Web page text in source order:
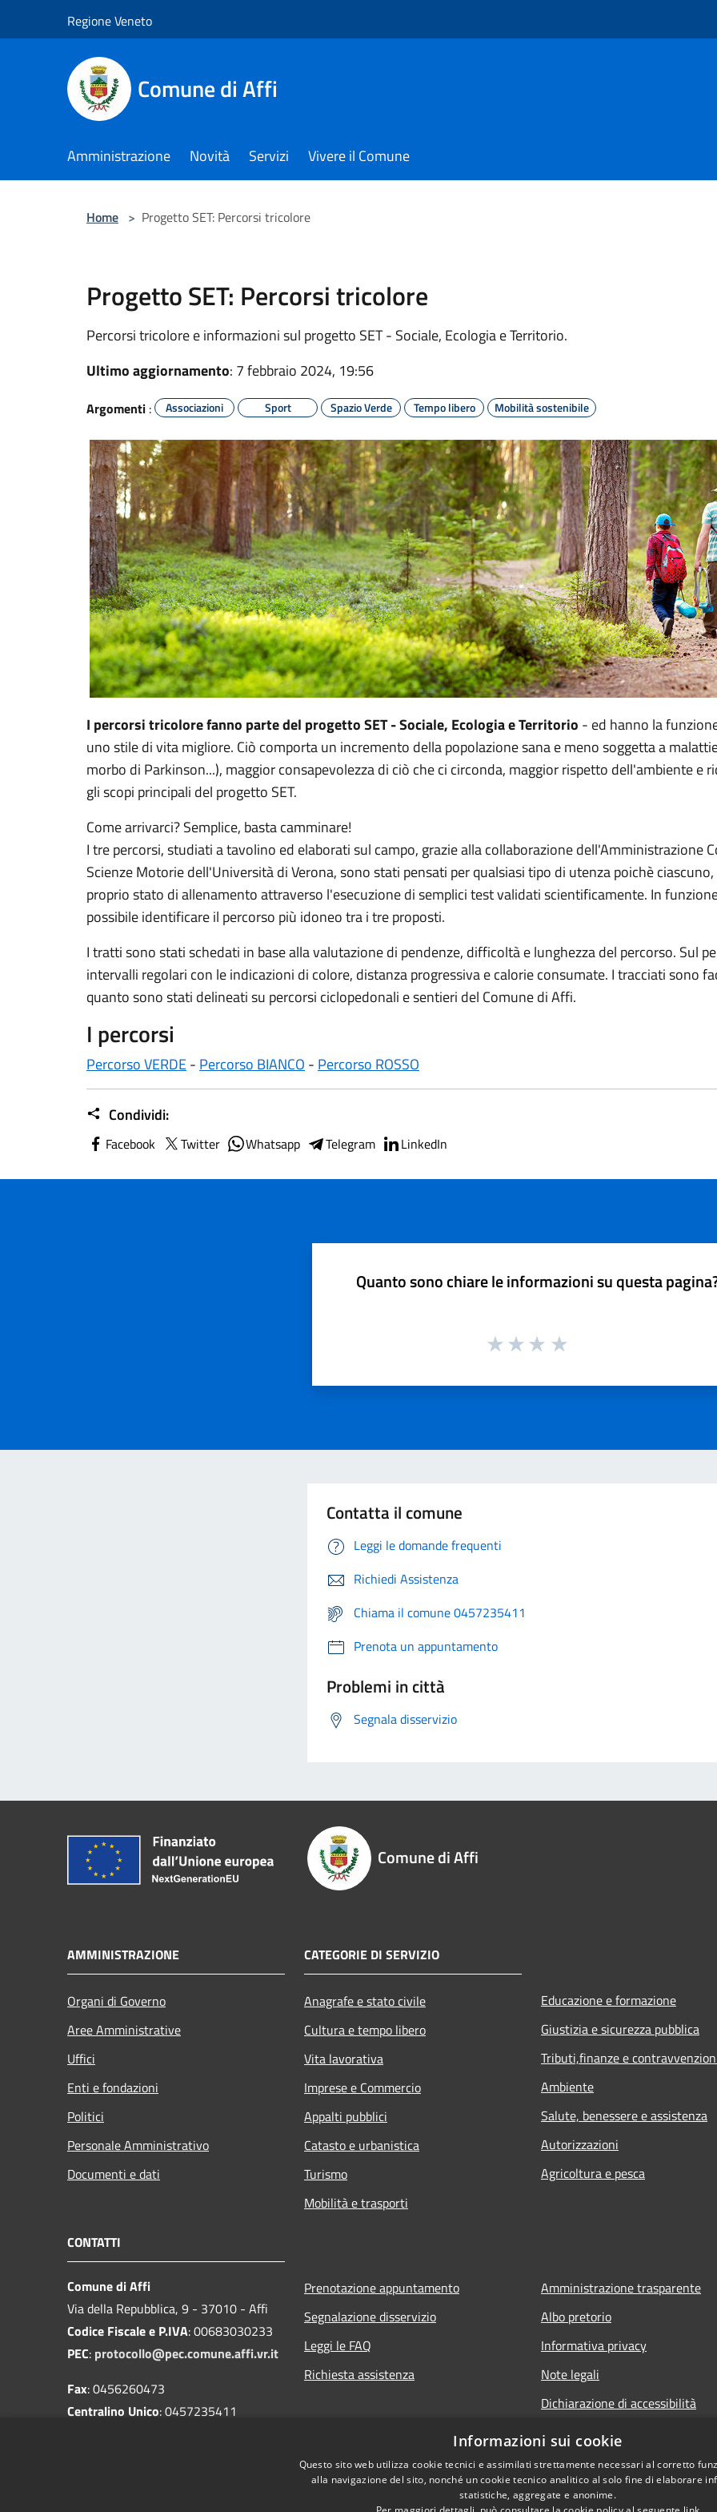
Regione Veneto
Comune di Affi
Amministrazione Novità Servizi Vivere il Comune
Home > Progetto SET: Percorsi tricolore
Progetto SET: Percorsi tricolore
Percorsi tricolore e informazioni sul progetto SET - Sociale, Ecologia e Territorio.
Ultimo aggiornamento: 7 febbraio 2024, 19:56
Argomenti : Associazioni Sport Spazio Verde Tempo libero Mobilità sostenibile
I percorsi tricolore fanno parte del progetto SET - Sociale, Ecologia e Territorio - ed hanno la
uno stile di vita migliore. Ciò comporta un incremento della popolazione sana e meno soggetta a
morbo di Parkinson...), maggior consapevolezza di ciò che ci circonda, maggior rispetto dell'ambiente e
gli scopi principali del progetto SET.
Come arrivarci? Semplice, basta camminare!
I tre percorsi, studiati a tavolino ed elaborati sul campo, grazie alla collaborazione dell'Amministrazione
Scienze Motorie dell'Università di Verona, sono stati pensati per qualsiasi tipo di utenza poichè
proprio stato di allenamento attraverso l'esecuzione di semplici test validati scientificamente. In
possibile identificare il percorso più idoneo tra i tre proposti.
I tratti sono stati schedati in base alla valutazione di pendenze, difficoltà e lunghezza del percorso. Sul
intervalli regolari con le indicazioni di colore, distanza progressiva e calorie consumate. I tracciati sono
quanto sono stati delineati su percorsi ciclopedonali e sentieri del Comune di Affi.
I percorsi
Percorso VERDE- Percorso BIANCO - Percorso ROSSO
Condividi:
Facebook Twitter Whatsapp Telegram LinkedIn
Quanto sono chiare le informazioni su questa
Contatta il comune
Leggi le domande frequenti
Richiedi Assistenza
Chiama il comune 0457235411
Prenota un appuntamento
Problemi in città
Segnala disservizio
Comune di Affi
AMMINISTRAZIONE
Organi di Governo
Aree Amministrative
Uffici
Enti e fondazioni
Politici
Personale Amministrativo
Documenti e dati
CATEGORIE DI SERVIZIO
Anagrafe e stato civile
Cultura e tempo libero
Vita lavorativa
Imprese e Commercio
Appalti pubblici
Catasto e urbanistica
Turismo
Mobilità e trasporti
Educazione e formazione
Giustizia e sicurezza pubblica
Tributi,finanze e
Ambiente
Salute, benessere e assistenza
Autorizzazioni
Agricoltura e pesca
CONTATTI
Comune di Affi
Via della Repubblica, 9 - 37010 - Affi
Codice Fiscale e P.IVA: 00683030233
PEC: protocollo@pec.comune.affi.vr.it
Fax: 0456260473
Centralino Unico: 0457235411
Prenotazione appuntamento
Segnalazione disservizio
Leggi le FAQ
Richiesta assistenza
Amministrazione trasparente
Albo pretorio
Informativa privacy
Note legali
Dichiarazione di accessibilità
Informazioni sui cookie
Questo sito web utilizza cookie tecnici e assimilati strettamente necessari al corretto
alla navigazione del sito, nonché un cookie tecnico analitico al solo fine di elaborare
statistiche, aggregate e anonime.